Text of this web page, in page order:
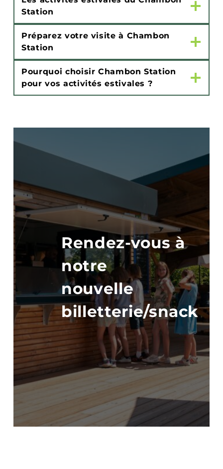
Station
Préparez votre visite à Chambon
Station
Pourquoi choisir Chambon Station
pour vos activités estivales ?
Rendez-vous à
notre
nouvelle
billetterie/snack